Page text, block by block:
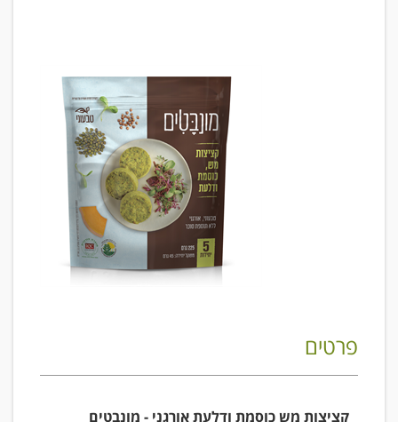
פרטים
קציצות מש כוסמת ודלעת אורגני - מונבטים